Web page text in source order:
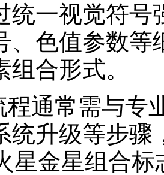
统一视觉符号
、色值参数等
合形式。
程通常需与专
统升级等步
星金星组合